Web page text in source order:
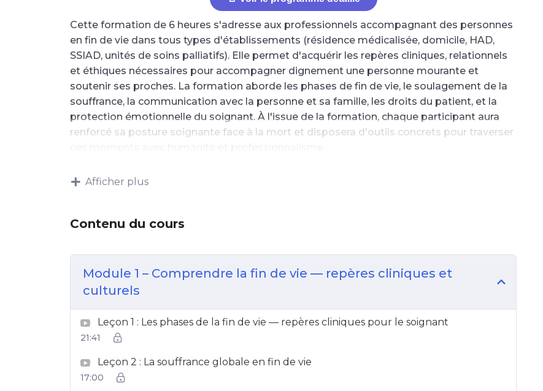
Cette formation de 6 heures s'adresse aux professionnels accompagnant des personnes
en fin de vie dans tous types d'établissements (résidence médicalisée, domicile, HAD,
SSIAD, unités de soins palliatifs). Elle permet d'acquérir les repères cliniques, relationnels
et éthiques nécessaires pour accompagner dignement une personne mourante et
soutenir ses proches. La formation aborde les phases de fin de vie, le soulagement de la
souffrance, la communication avec la personne et sa famille, les droits du patient, et la
protection émotionnelle du soignant. À l'issue de la formation, chaque participant aura
renforcé sa posture soignante face à la mort et disposera d'outils concrets pour traverser
Afficher plus
Contenu du cours
Module 1 – Comprendre la fin de vie — repères cliniques et
culturels
Leçon 1 : Les phases de la fin de vie — repères cliniques pour le soignant
21:41
Leçon 2 : La souffrance globale en fin de vie
17:00